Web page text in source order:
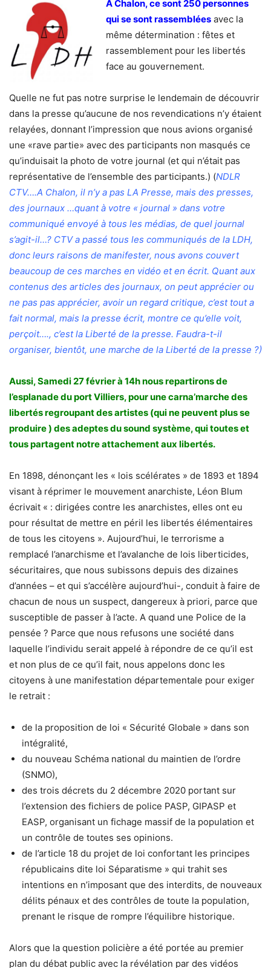
A Chalon, ce sont 250 personnes
qui se sont rassemblées avec la
même détermination : fêtes et
rassemblement pour les libertés
face au gouvernement.
Quelle ne fut pas notre surprise le lendemain de découvrir
dans la presse qu’aucune de nos revendications n’y étaient
relayées, donnant l’impression que nous avions organisé
une «rave partie» avec des participants non masqués ce
qu’induisait la photo de votre journal (et qui n’était pas
représentative de l’ensemble des participants.) (NDLR
CTV….A Chalon, il n’y a pas LA Presse, mais des presses,
des journaux …quant à votre « journal » dans votre
communiqué envoyé à tous les médias, de quel journal
s’agit-il…? CTV a passé tous les communiqués de la LDH,
donc leurs raisons de manifester, nous avons couvert
beaucoup de ces marches en vidéo et en écrit. Quant aux
contenus des articles des journaux, on peut apprécier ou
ne pas pas apprécier, avoir un regard critique, c’est tout a
fait normal, mais la presse écrit, montre ce qu’elle voit,
perçoit…., c’est la Liberté de la presse. Faudra-t-il
organiser, bientôt, une marche de la Liberté de la presse ?)
Aussi, Samedi 27 février à 14h nous repartirons de
l’esplanade du port Villiers, pour une carna’marche des
libertés regroupant des artistes (qui ne peuvent plus se
produire ) des adeptes du sound système, qui toutes et
tous partagent notre attachement aux libertés.
En 1898, dénonçant les « lois scélérates » de 1893 et 1894
visant à réprimer le mouvement anarchiste, Léon Blum
écrivait « : dirigées contre les anarchistes, elles ont eu
pour résultat de mettre en péril les libertés élémentaires
de tous les citoyens ». Aujourd’hui, le terrorisme a
remplacé l’anarchisme et l’avalanche de lois liberticides,
sécuritaires, que nous subissons depuis des dizaines
d’années – et qui s’accélère aujourd’hui-, conduit à faire de
chacun de nous un suspect, dangereux à priori, parce que
susceptible de passer à l’acte. A quand une Police de la
pensée ? Parce que nous refusons une société dans
laquelle l’individu serait appelé à répondre de ce qu’il est
et non plus de ce qu’il fait, nous appelons donc les
citoyens à une manifestation départementale pour exiger
le retrait :
de la proposition de loi « Sécurité Globale » dans son
intégralité,
du nouveau Schéma national du maintien de l’ordre
(SNMO),
des trois décrets du 2 décembre 2020 portant sur
l’extension des fichiers de police PASP, GIPASP et
EASP, organisant un fichage massif de la population et
un contrôle de toutes ses opinions.
de l’article 18 du projet de loi confortant les principes
républicains dite loi Séparatisme » qui trahit ses
intentions en n’imposant que des interdits, de nouveaux
délits pénaux et des contrôles de toute la population,
prenant le risque de rompre l’équilibre historique.
Alors que la question policière a été portée au premier
plan du débat public avec la révélation par des vidéos